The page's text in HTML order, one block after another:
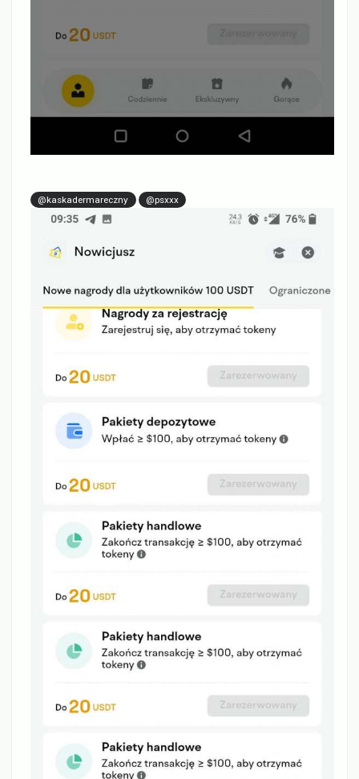
@kaskadermareczny @psxxx